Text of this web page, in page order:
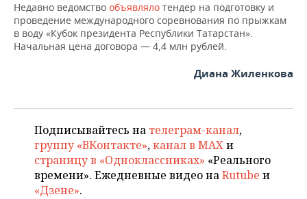
Недавно ведомство объявляло тендер на подготовку и
проведение международного соревнования по прыжкам
в воду «Кубок президента Республики Татарстан».
Начальная цена договора — 4,4 млн рублей.
Диана Жиленкова
Подписывайтесь на телеграм-канал,
группу «ВКонтакте»,канал в MAXи
страницу в «Одноклассниках» «Реального
времени». Ежедневные видео наRutube и
«Дзене».